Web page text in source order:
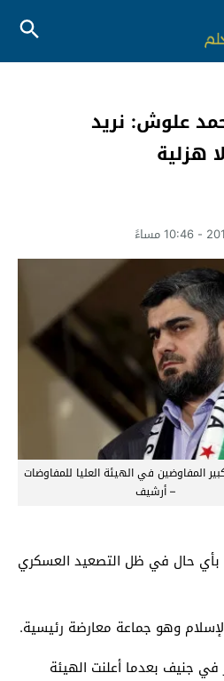
علوش: نريد
هزلية
المفاوضين في الهيئة العليا للمفاوضات
– أرشيف
بأي حال في ظل التصعيد العسكري
وهو جماعة معارضة رئيسية.
في جنيف بعدما أعلنت الهيئة